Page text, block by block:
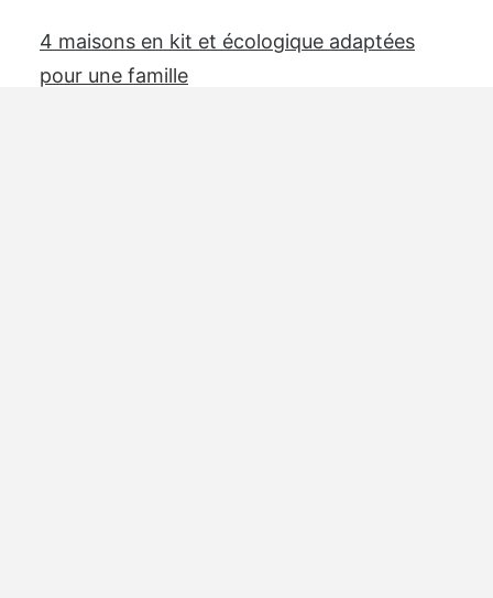
4 maisons en kit et écologique adaptées
pour une famille